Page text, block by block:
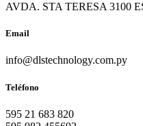
AVDA. STA TERESA 3100
Email
info@dlstechnology.com.py
Teléfono
595 21 683 820